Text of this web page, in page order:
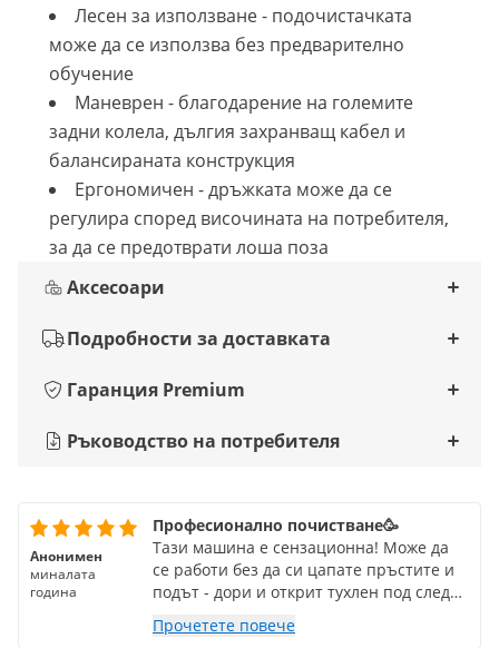
Лесен за използване - подочистачката
може да се използва без предварително
обучение
Маневрен - благодарение на големите
задни колела, дългия захранващ кабел и
балансираната конструкция
Ергономичен - дръжката може да се
регулира според височината на потребителя,
за да се предотврати лоша поза
Аксесоари
Подробности за доставката
Гаранция Premium
Ръководство на потребителя
Анонимен
миналата
година
Професионално почистване🥳
Тази машина е сензационна! Може да
се работи без да си цапате пръстите и
подът - дори и открит тухлен под след
след няколко пътувания напред-назад
Прочетете повече